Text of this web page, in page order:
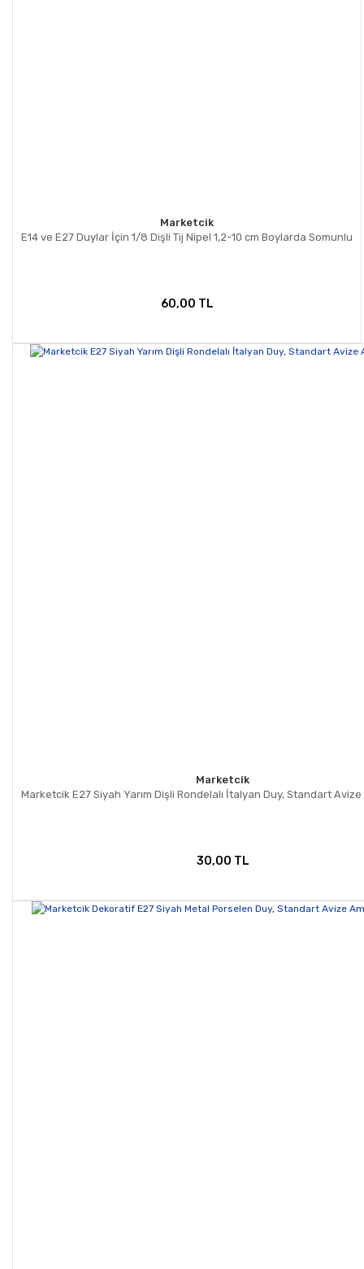
Marketcik
E14 ve E27 Duylar İçin 1/8 Dişli Tij Nipel 1,2-10 cm Boylarda Somunlu
60,00 TL
Marketcik
Marketcik E27 Siyah Yarım Dişli Rondelalı İtalyan Duy, Standart
30,00 TL